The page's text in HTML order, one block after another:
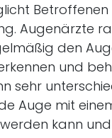
Augenärzte
den
und
sehr
Auge mit
kann